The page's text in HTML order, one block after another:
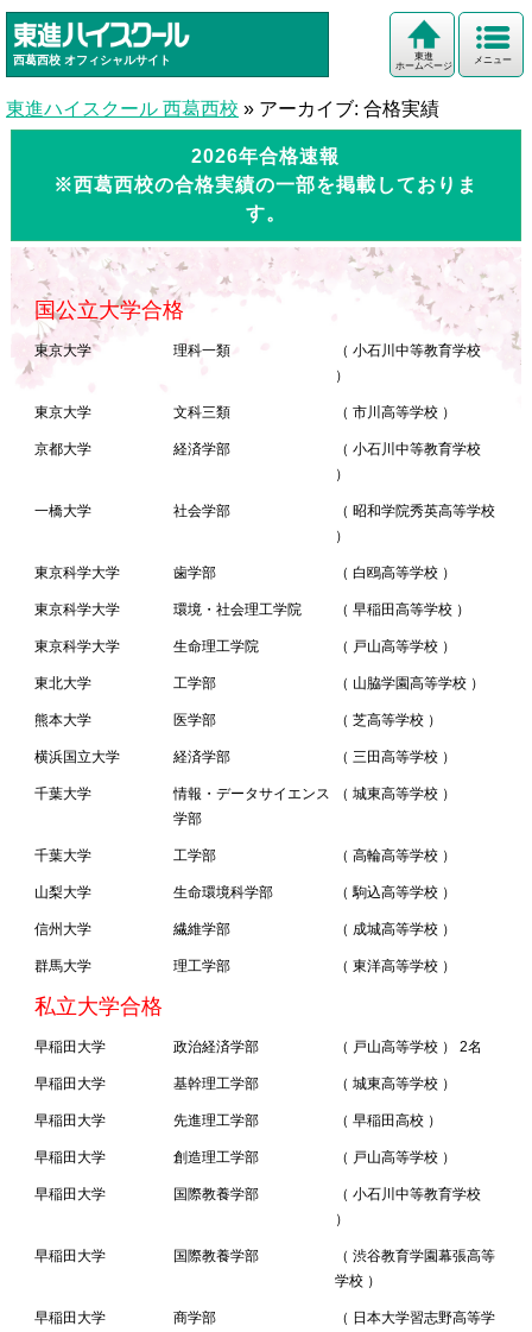
西葛西校 オフィシャルサイト メニュー
東進
ホームページ
東進ハイスクール 西葛西校 » アーカイブ: 合格実績
2026年合格速報
※西葛西校の合格実績の一部を掲載しておりま
す。
国公立大学合格
東京大学 理科一類
（ 小石川中等教育学校
）
東京大学 文科三類 （ 市川高等学校 ）
京都大学 経済学部
（ 小石川中等教育学校
）
一橋大学 社会学部
（ 昭和学院秀英高等学校
）
東京科学大学 歯学部 （ 白鴎高等学校 ）
東京科学大学 環境・社会理工学院 （ 早稲田高等学校 ）
東京科学大学 生命理工学院 （ 戸山高等学校 ）
東北大学 工学部 （ 山脇学園高等学校 ）
熊本大学 医学部 （ 芝高等学校 ）
横浜国立大学 経済学部 （ 三田高等学校 ）
千葉大学
情報・データサイエンス
学部
（ 城東高等学校 ）
千葉大学 工学部 （ 高輪高等学校 ）
山梨大学 生命環境科学部 （ 駒込高等学校 ）
信州大学 繊維学部 （ 成城高等学校 ）
群馬大学 理工学部 （ 東洋高等学校 ）
私立大学合格
早稲田大学 政治経済学部 （ 戸山高等学校 ） 2名
早稲田大学 基幹理工学部 （ 城東高等学校 ）
早稲田大学 先進理工学部 （ 早稲田高校 ）
早稲田大学 創造理工学部 （ 戸山高等学校 ）
早稲田大学 国際教養学部
（ 小石川中等教育学校
）
早稲田大学 国際教養学部
（ 渋谷教育学園幕張高等
学校 ）
早稲田大学 商学部
（ 日本大学習志野高等学